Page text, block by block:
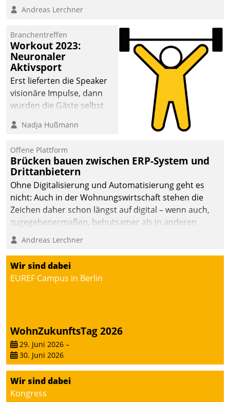
Andreas Lerchner
Branchentreffen
Workout 2023:
Neuronaler
Aktivsport
Erst lieferten die Speaker
visionäre Impulse, dann
wurden die Gäste selbst
methodisch
Quartier. Dazwischen
zeigte Datatrain, was es
Neues zu bieten hat.
Nadja Hußmann
Offene Plattform
Brücken bauen zwischen ERP-System und
Drittanbietern
Ohne Digitalisierung und Automatisierung geht es
nicht: Auch in der Wohnungswirtschaft stehen die
Zeichen daher schon längst auf digital – wenn auch,
zugegebenermaßen, behutsamer als in anderen
Branchen.
Andreas Lerchner
Wir sind dabei
EUREF Campus in Berlin
WohnZukunftsTag 2026
29. Juni 2026 –
30. Juni 2026
Wir sind dabei
Kongress